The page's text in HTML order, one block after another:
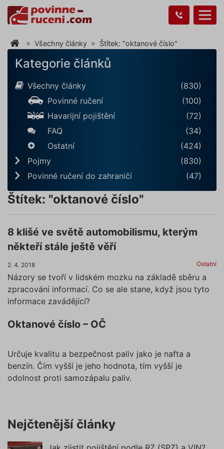
Všechny články Štítek: "oktanové číslo"
Kategorie článků
Všechny články
(830)
Povinné ručení
(100)
Havarijní pojištění
(72)
FAQ
(34)
Ostatní
(424)
Pojmy
(830)
Povinné ručení do zahraničí
(47)
Štítek: "oktanové číslo"
8 klišé ve světě automobilismu, kterým
někteří stále ještě věří
2. 4. 2018 Ostatní
Názory se tvoří v lidském mozku na základě sběru a
zpracování informací. Co se ale stane, když jsou tyto
informace zavádějící?
Oktanové číslo – OČ
Určuje kvalitu a bezpečnost paliv jako je nafta a
benzín. Čím vyšší je jeho hodnota, tím vyšší je
odolnost proti samozápalu paliv.
Nejčtenější články